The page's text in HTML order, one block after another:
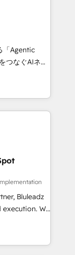
「Agentic
Eliteの実装
AIエージェン
ティング・営
ープ会社・部
します。意
1️⃣
元化から、
運用、デー
応します。
設計・実装。
、役割定義・
Bluleadz
We
GTM
leadership